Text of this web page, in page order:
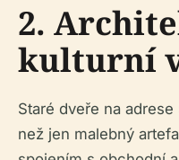
2.
kulturní
Staré dveře na
než jen malebný